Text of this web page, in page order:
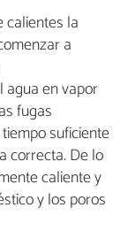
calientes la
a
agua en vapor
fugas
suficiente
correcta. De lo
caliente y
y los poros